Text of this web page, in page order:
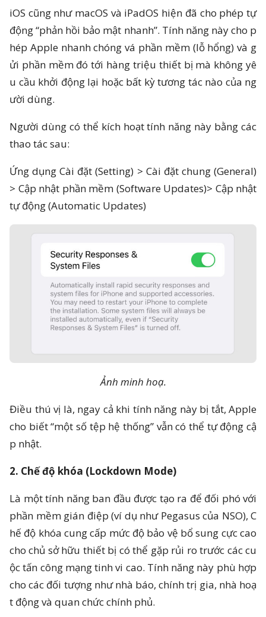
iOS cũng như macOS và iPadOS hiện đã cho phép tự
động “phản hồi bảo mật nhanh”. Tính năng này cho p
hép Apple nhanh chóng vá phần mềm (lỗ hổng) và g
ửi phần mềm đó tới hàng triệu thiết bị mà không yê
u cầu khởi động lại hoặc bất kỳ tương tác nào của ng
ười dùng.
Người dùng có thể kích hoạt tính năng này bằng các
thao tác sau:
Ứng dụng Cài đặt (Setting) > Cài đặt chung (General)
> Cập nhật phần mềm (Software Updates)> Cập nhật
tự động (Automatic Updates)
Ảnh minh hoạ.
Điều thú vị là, ngay cả khi tính năng này bị tắt, Apple
cho biết “một số tệp hệ thống” vẫn có thể tự động cậ
p nhật.
2. Chế độ khóa (Lockdown Mode)
Là một tính năng ban đầu được tạo ra để đối phó với
phần mềm gián điệp (ví dụ như Pegasus của NSO), C
hế độ khóa cung cấp mức độ bảo vệ bổ sung cực cao
cho chủ sở hữu thiết bị có thể gặp rủi ro trước các cu
ộc tấn công mạng tinh vi cao. Tính năng này phù hợp
cho các đối tượng như nhà báo, chính trị gia, nhà hoạ
t động và quan chức chính phủ.